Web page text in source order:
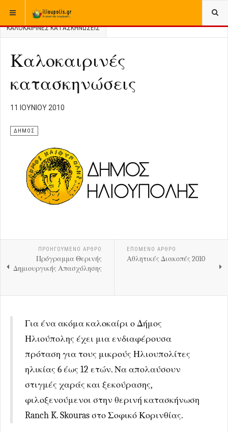
ΒΡΊΣΚΕΣΤΕ ΕΔΏ: ΑΡΧΙΚΉ
ΚΑΛΟΚΑΙΡΙΝΈΣ ΚΑΤΑΣΚΗΝΏΣΕΙΣ
Καλοκαιρινές
κατασκηνώσεις
11 ΙΟΥΝΊΟΥ 2010
ΔΗΜΟΣ
ΠΡΟΗΓΟΎΜΕΝΟ ΑΡΘΡΟ
Πρόγραμμα Θερινής
Δημιουργικής Απασχόλησης
ΕΠΟΜΕΝΟ ΑΡΘΡΟ
Αθλητικές Διακοπές 2010
Για ένα ακόμα καλοκαίρι ο Δήμος
Ηλιούπολης έχει μια ενδιαφέρουσα
πρόταση για τους μικρούς Ηλιουπολίτες
ηλικίας 6 έως 12 ετών. Να απολαύσουν
στιγμές χαράς και ξεκούρασης,
φιλοξενούμενοι στην θερινή κατασκήνωση
Ranch K. Skouras στο Σοφικό Κορινθίας.